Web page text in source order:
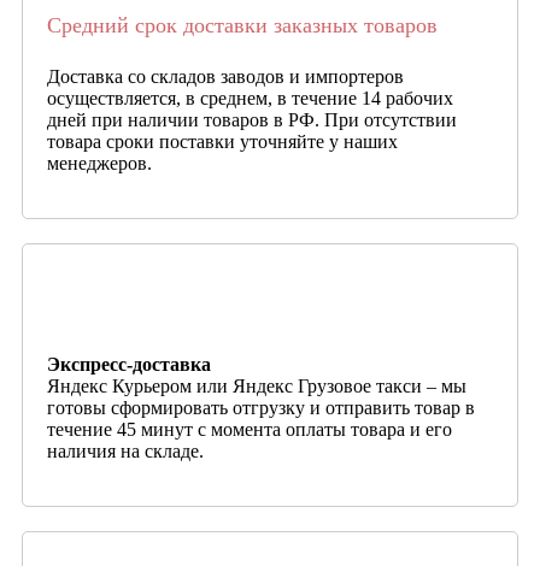
Средний срок доставки заказных товаров
Доставка со складов заводов и импортеров
осуществляется, в среднем, в течение 14 рабочих
дней при наличии товаров в РФ. При отсутствии
товара сроки поставки уточняйте у наших
менеджеров.
Экспресс-доставка
Яндекс Курьером или Яндекс Грузовое такси – мы
готовы сформировать отгрузку и отправить товар в
течение 45 минут с момента оплаты товара и его
наличия на складе.